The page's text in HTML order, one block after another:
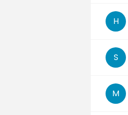
H
S
M